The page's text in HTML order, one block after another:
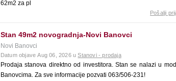
62m2 za pl
Pošalji
Stan 49m2 novogradnja-Novi Banovci
Novi Banovci
Datum objave Aug 06, 2026 uStanovi - prodaja
Prodaja stanova direktno od investitora. Stan se nalazi u
Banovcima. Za sve informacije pozvati 063/506-231!